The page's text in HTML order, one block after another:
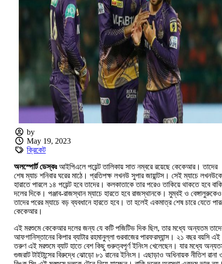
by
May 19, 2023
ক্রিকেট
অলস্পোর্ট ডেস্কঃআইপিএলে পয়েন্ট তালিকায় সাত নম্বরে রয়েছে কেকেআর। তাদের
শেষ ম্যাচ শনিবার ঘরের মাঠে। প্রতিপক্ষ লখনউ সুপার জায়ান্টস। সেই ম্যাচে লখনউকে
হারাতে পারলে ১৪ পয়েন্ট হবে তাদের। কলকাতাকে তার পরেও তাকিয়ে থাকতে হবে বাকি
দলের দিকে। পঞ্জাব-রাজস্থান ম্যাচে হারতে হবে রাজস্থানকে। মুম্বই ও বেঙ্গালুরুকেও
তাদের পরের ম্যাচে বড় ব্যবধানে হারতে হবে। তা হলেই একমাত্র শেষ চারে যেতে
কেকেআর।
এই মরশুমে কেকেআর দলের জন্য যে কটি পজিটিভ দিক ছিল, তার মধ্যে অন্যতম
আফগানিস্তানের কিপার ব্যাটার রহমানুল্লা গুরবাজের পারফরম্যান্স। ২১ বছর বয়সি এই
তরুণ এই মরশুমে ব্যাট হাতে বেশ কিছু গুরুত্বপূর্ণ ইনিংস খেলেছেন। যার মধ্যে
গুজরাট টাইটান্সের বিরুদ্ধে ঝোড়ো ৮১ রানের ইনিংস। এছাড়াও অধিনায়ক নীতিশ রানা